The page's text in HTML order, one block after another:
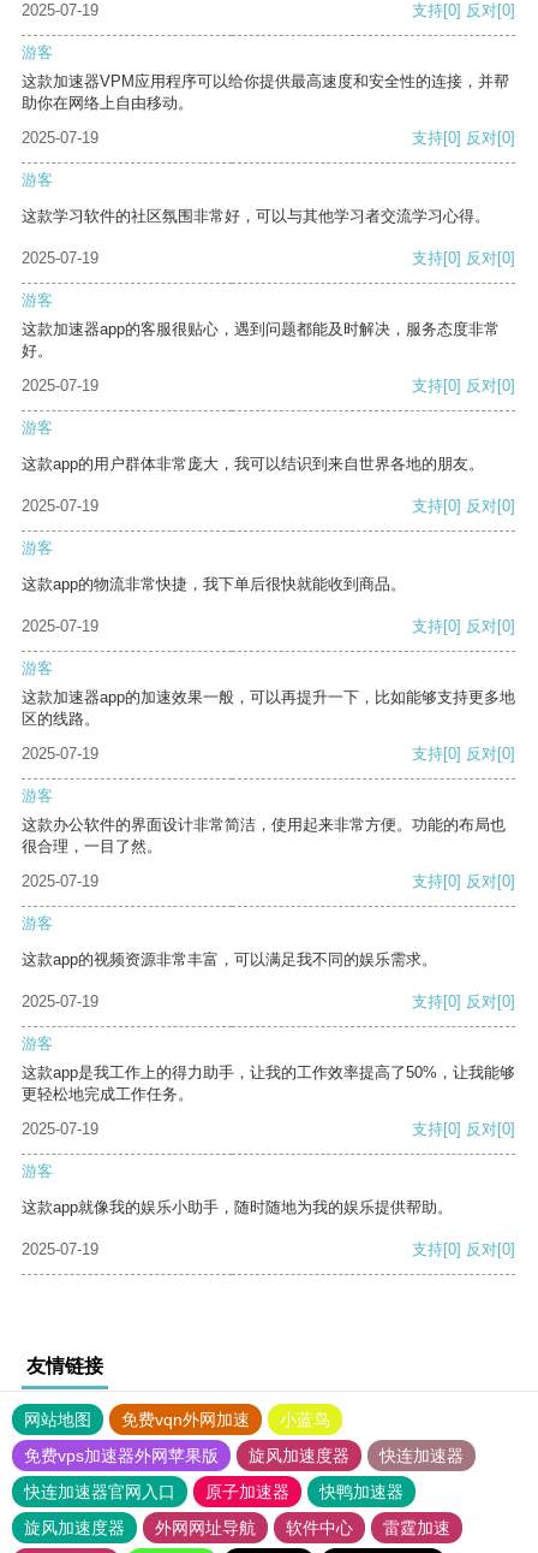
2025-07-19
支持[0] 反对[0]
游客
这款加速器VPM应用程序可以给你提供最高速度和安全性的连接，并帮
助你在网络上自由移动。
2025-07-19
支持[0] 反对[0]
游客
这款学习软件的社区氛围非常好，可以与其他学习者交流学习心得。
2025-07-19 支持[0] 反对[0]
游客
这款加速器app的客服很贴心，遇到问题都能及时解决，服务态度非常
好。
2025-07-19
支持[0] 反对[0]
游客
这款app的用户群体非常庞大，我可以结识到来自世界各地的朋友。
2025-07-19 支持[0] 反对[0]
游客
这款app的物流非常快捷，我下单后很快就能收到商品。
2025-07-19 支持[0] 反对[0]
游客
这款加速器app的加速效果一般，可以再提升一下，比如能够支持更多地
区的线路。
2025-07-19
支持[0] 反对[0]
游客
这款办公软件的界面设计非常简洁，使用起来非常方便。功能的布局也
很合理，一目了然。
2025-07-19
支持[0] 反对[0]
游客
这款app的视频资源非常丰富，可以满足我不同的娱乐需求。
2025-07-19 支持[0] 反对[0]
游客
这款app是我工作上的得力助手，让我的工作效率提高了50%，让我能够
更轻松地完成工作任务。
2025-07-19
支持[0] 反对[0]
游客
这款app就像我的娱乐小助手，随时随地为我的娱乐提供帮助。
2025-07-19 支持[0] 反对[0]
友情链接
网站地图 免费vqn外网加速
小蓝鸟
免费vps加速器外网苹果版
旋风加速度器
快连加速器
快连加速器官网入口
原子加速器
快鸭加速器
旋风加速度器
外网网址导航 软件中心 雷霆加速